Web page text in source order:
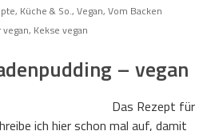
Küche & So., Vegan, Vom Backen
, Kekse vegan
– vegan
Das Rezept für
ich hier schon mal auf, damit